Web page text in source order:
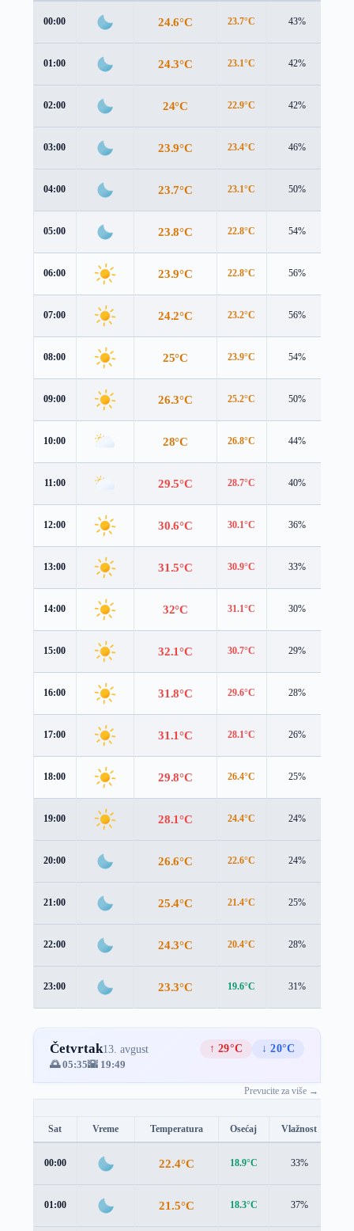
00:00 24.6°C 23.7°C 43%
01:00 24.3°C 23.1°C 42%
02:00 24°C 22.9°C 42%
03:00 23.9°C 23.4°C 46%
04:00 23.7°C 23.1°C 50%
05:00 23.8°C 22.8°C 54%
06:00 23.9°C 22.8°C 56%
07:00 24.2°C 23.2°C 56%
08:00 25°C 23.9°C 54%
09:00 26.3°C 25.2°C 50%
10:00 28°C 26.8°C 44%
11:00 29.5°C 28.7°C 40%
12:00 30.6°C 30.1°C 36%
13:00 31.5°C 30.9°C 33%
14:00 32°C 31.1°C 30%
15:00 32.1°C 30.7°C 29%
16:00 31.8°C 29.6°C 28%
17:00 31.1°C 28.1°C 26%
18:00 29.8°C 26.4°C 25%
19:00 28.1°C 24.4°C 24%
20:00 26.6°C 22.6°C 24%
21:00 25.4°C 21.4°C 25%
22:00 24.3°C 20.4°C 28%
23:00 23.3°C 19.6°C 31%
Četvrtak13. avgust ↑ 29°C
↓ 20°C
🌅 05:35🌇 19:49
Prevucite za više →
Sat Vreme Temperatura Osećaj Vlažnost
00:00 22.4°C 18.9°C 33%
01:00 21.5°C 18.3°C 37%